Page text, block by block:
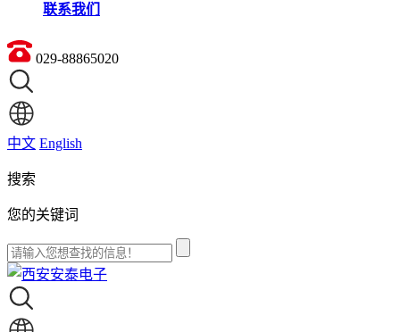
联系我们
029-88865020
中文 English
搜索
您的关键词